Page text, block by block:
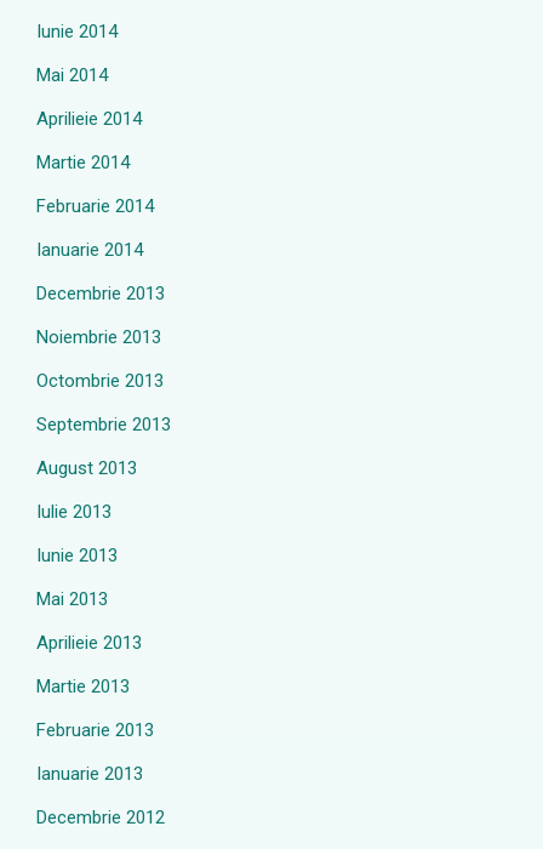
Iunie 2014
Mai 2014
Aprilieie 2014
Martie 2014
Februarie 2014
Ianuarie 2014
Decembrie 2013
Noiembrie 2013
Octombrie 2013
Septembrie 2013
August 2013
Iulie 2013
Iunie 2013
Mai 2013
Aprilieie 2013
Martie 2013
Februarie 2013
Ianuarie 2013
Decembrie 2012